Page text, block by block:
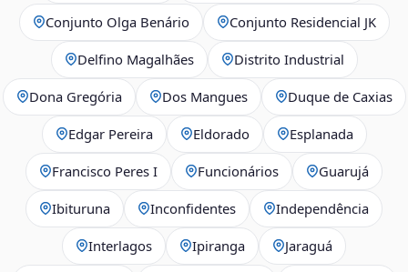
Conjunto Olga Benário Conjunto Residencial JK
Delfino Magalhães Distrito Industrial
Dona Gregória Dos Mangues Duque de Caxias
Edgar Pereira Eldorado Esplanada
Francisco Peres I Funcionários Guarujá
Ibituruna Inconfidentes Independência
Interlagos Ipiranga Jaraguá